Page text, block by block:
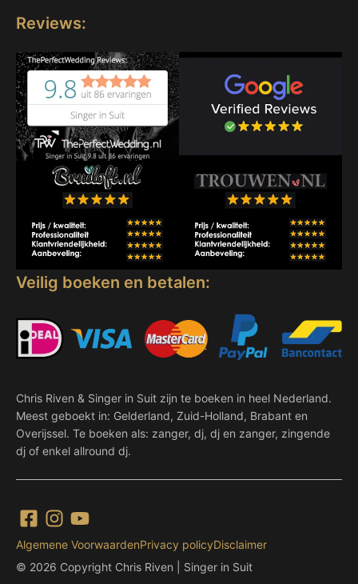
Reviews:
Veilig boeken en betalen:
Chris Riven & Singer in Suit zijn te boeken in heel Nederland.
Meest geboekt in: Gelderland, Zuid-Holland, Brabant en
Overijssel. Te boeken als: zanger, dj, dj en zanger, zingende
dj of enkel allround dj.
© 2026 Copyright Chris Riven | Singer in Suit
Algemene VoorwaardenPrivacy policyDisclaimer